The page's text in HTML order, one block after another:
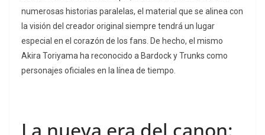
numerosas historias paralelas, el material que se alinea con
la visión del creador original siempre tendrá un lugar
especial en el corazón de los fans. De hecho, el mismo
Akira Toriyama ha reconocido a Bardock y Trunks como
personajes oficiales en la línea de tiempo.
La nueva era del canon: